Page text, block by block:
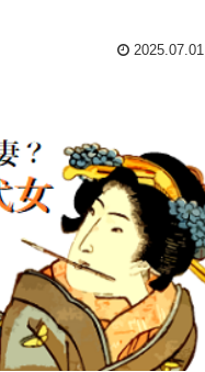
2025.07.01